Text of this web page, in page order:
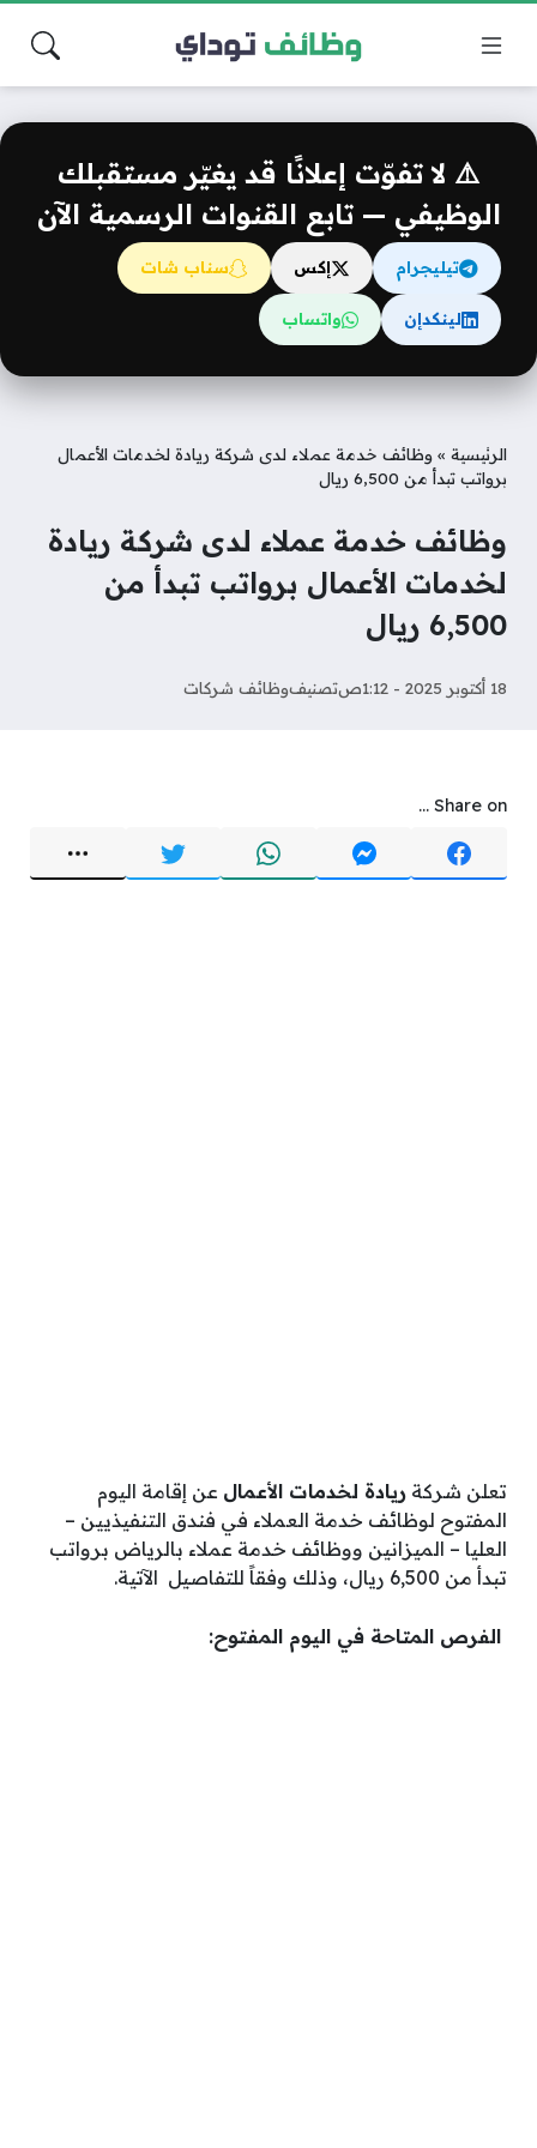
⚠️ لا تفوّت إعلانًا قد يغيّر مستقبلك
الوظيفي — تابع القنوات الرسمية الآن
تيليجرام إكس سناب شات
لينكدإن واتساب
الرئيسية » وظائف خدمة عملاء لدى شركة ريادة لخدمات الأعمال
برواتب تبدأ من 6,500 ريال
وظائف خدمة عملاء لدى شركة ريادة
لخدمات الأعمال برواتب تبدأ من
6,500 ريال
18 أكتوبر 2025 - 1:12ص تصنيفوظائف شركات
Share on ...
تعلن ‏شركة ريادة لخدمات الأعمال عن إقامة اليوم
المفتوح لوظائف خدمة العملاء في فندق التنفيذيين –
العليا – الميزانين ووظائف خدمة عملاء بالرياض برواتب
تبدأ من 6,500 ريال، وذلك وفقاً للتفاصيل الآتية.
الفرص المتاحة في اليوم المفتوح: